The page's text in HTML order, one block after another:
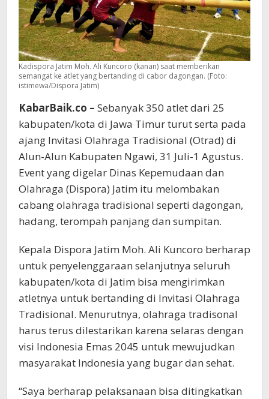
Kadispora Jatim Moh. Ali Kuncoro (kanan) saat memberikan
semangat ke atlet yang bertanding di cabor dagongan. (Foto:
istimewa/Dispora Jatim)
KabarBaik.co – Sebanyak 350 atlet dari 25
kabupaten/kota di Jawa Timur turut serta pada
ajang Invitasi Olahraga Tradisional (Otrad) di
Alun-Alun Kabupaten Ngawi, 31 Juli-1 Agustus.
Event yang digelar Dinas Kepemudaan dan
Olahraga (Dispora) Jatim itu melombakan
cabang olahraga tradisional seperti dagongan,
hadang, terompah panjang dan sumpitan.
Kepala Dispora Jatim Moh. Ali Kuncoro berharap
untuk penyelenggaraan selanjutnya seluruh
kabupaten/kota di Jatim bisa mengirimkan
atletnya untuk bertanding di Invitasi Olahraga
Tradisional. Menurutnya, olahraga tradisonal
harus terus dilestarikan karena selaras dengan
visi Indonesia Emas 2045 untuk mewujudkan
masyarakat Indonesia yang bugar dan sehat.
“Saya berharap pelaksanaan bisa ditingkatkan